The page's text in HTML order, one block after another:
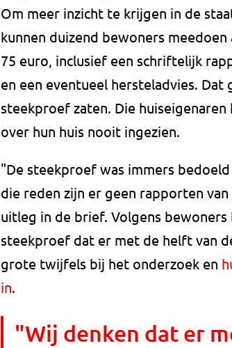
Om meer inzicht te krijgen in de
kunnen duizend bewoners
75 euro, inclusief een schriftelijk
en een eventueel hersteladvies.
steekproef zaten. Die
over hun huis nooit ingezien.
"De steekproef was immers
die reden zijn er geen rapporten
uitleg in de brief. Volgens
steekproef dat er met de helft van
grote twijfels bij het onderzoek en
in.
"Wij denken dat er